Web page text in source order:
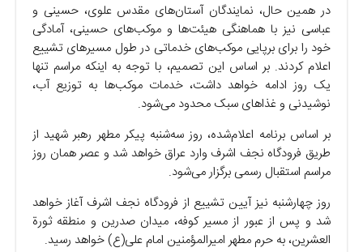
در همین حال، نمایندگان آستان‌های مقدس علوی، حسینی و
عباسی نیز با هماهنگی هیئت‌ها و موکب‌های حسینی، آمادگی
خود را برای برپایی موکب‌های خدماتی در طول مسیرهای تشییع
اعلام کردند. بر اساس این تصمیم، با توجه به اینکه مراسم تنها
یک روز ادامه خواهد داشت، خدمات موکب‌ها به توزیع آب،
نوشیدنی و غذاهای سبک محدود می‌شود.
بر اساس برنامه اعلام‌شده، روز سه‌شنبه پیکر مطهر رهبر شهید از
طریق فرودگاه نجف اشرف وارد عراق خواهد شد و عصر همان روز
مراسم استقبال رسمی برگزار می‌شود.
روز چهارشنبه نیز آیین تشییع از فرودگاه نجف اشرف آغاز خواهد
شد و پس از عبور از مسیر کوفه، میدان صدرین و منطقه ثورة
العشرین، به حرم مطهر امیرالمؤمنین امام علی(ع) خواهد رسید.